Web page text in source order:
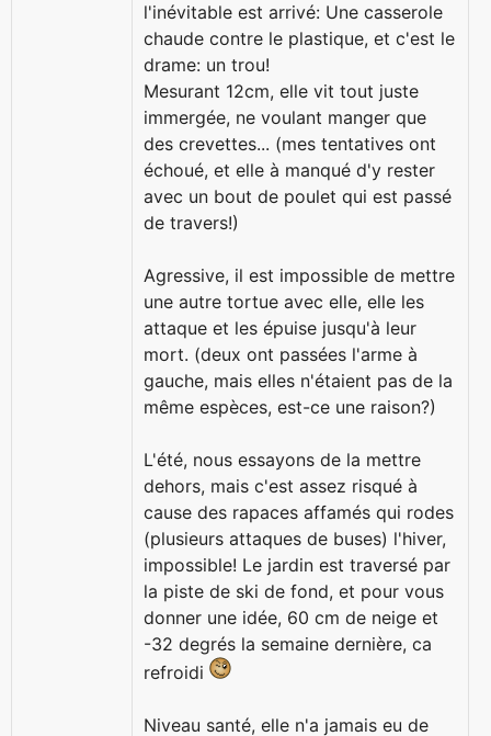
l'inévitable est arrivé: Une casserole
chaude contre le plastique, et c'est le
drame: un trou!
Mesurant 12cm, elle vit tout juste
immergée, ne voulant manger que
des crevettes... (mes tentatives ont
échoué, et elle à manqué d'y rester
avec un bout de poulet qui est passé
de travers!)
Agressive, il est impossible de mettre
une autre tortue avec elle, elle les
attaque et les épuise jusqu'à leur
mort. (deux ont passées l'arme à
gauche, mais elles n'étaient pas de la
même espèces, est-ce une raison?)
L'été, nous essayons de la mettre
dehors, mais c'est assez risqué à
cause des rapaces affamés qui rodes
(plusieurs attaques de buses) l'hiver,
impossible! Le jardin est traversé par
la piste de ski de fond, et pour vous
donner une idée, 60 cm de neige et
-32 degrés la semaine dernière, ca
refroidi
Niveau santé, elle n'a jamais eu de